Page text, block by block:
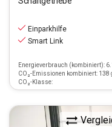
Einparkhilfe
Smart Link
Energieverbrauch (kombiniert):
CO₂-Emissionen kombiniert: 138
CO₂-Klasse: